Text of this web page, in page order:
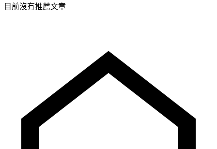
目前沒有推薦文章